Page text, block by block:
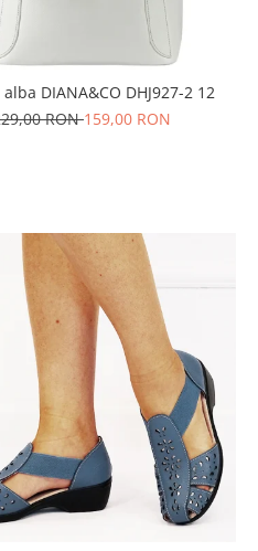
DIANA&CO DHJ927-2 12
RON159,00 RON